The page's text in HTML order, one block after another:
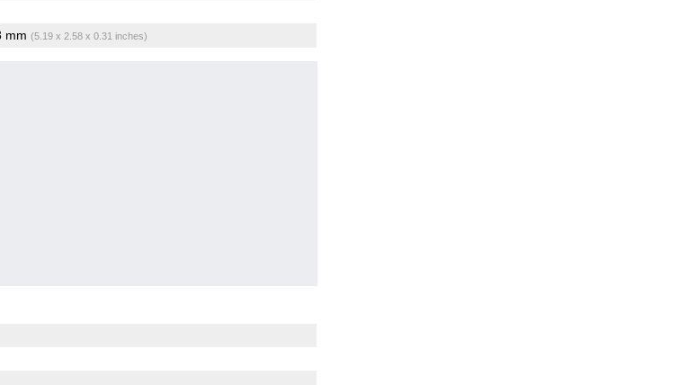
mm (5.19 x 2.58 x 0.31 inches)